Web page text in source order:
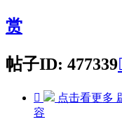
赏
帖子ID: 477339
 点击看更多
容